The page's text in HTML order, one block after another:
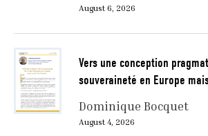
August 6, 2026
Vers une conception
souveraineté en Europe
Dominique Bocquet
August 4, 2026